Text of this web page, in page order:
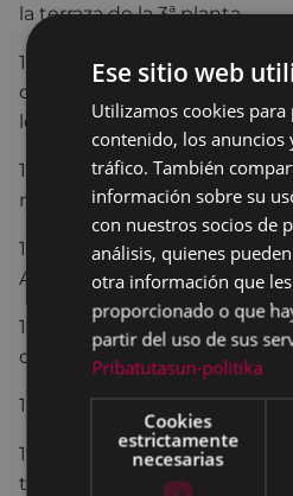
la terraza de la 3ª planta.
12:00.- Pintura al Aire Libre
de Amaña. A continuación,
los dibujos.
16:30- Parque infantil , con
mecánico y fiesta de la
18:00.- Salida delcross
Amaña. Gran Premio El Corte
19:00.- Chocolatada
para
con la colaboración de Eroski.
19:15.- Pintxo-pote, con
19:15.- Tamborrada infantil
,
txaranga Irulitxa, de Ermua.
Ese sitio web
Utilizamos cookies para
contenido, los anuncios
tráfico. También
información sobre su
con nuestros socios de
análisis, quienes
otra información que
proporcionado o que
partir del uso de sus
Pribatutasun-politika
Cookies
estrictamente
necesarias